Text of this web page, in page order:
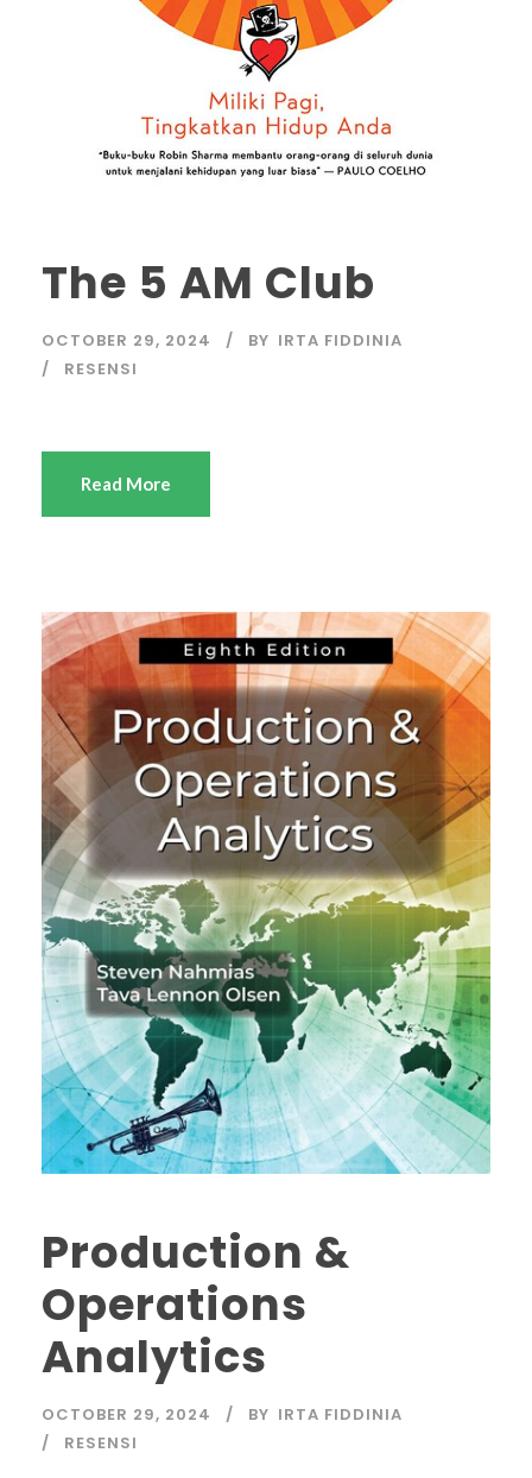
The 5 AM Club
OCTOBER 29, 2024 BY IRTA FIDDINIA
RESENSI
Read More
Production &
Operations
Analytics
OCTOBER 29, 2024 BY IRTA FIDDINIA
RESENSI